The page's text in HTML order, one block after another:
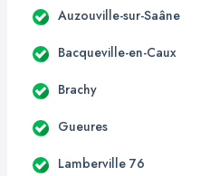
Auzouville-sur-Saâne
Bacqueville-en-Caux
Brachy
Gueures
Lamberville 76